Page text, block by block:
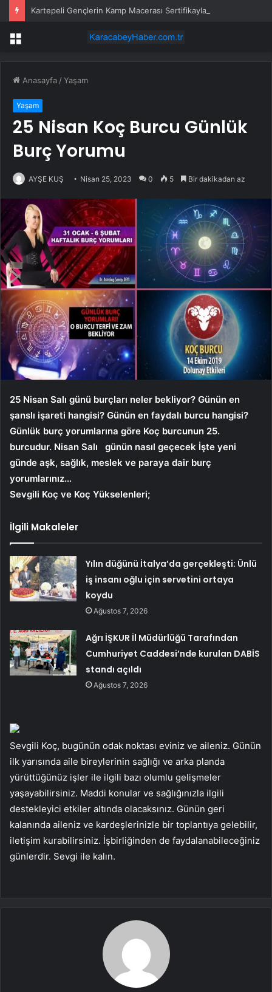
Kartepeli Gençlerin Kamp Macerası Sertifikayla Taçlandı
Menü
Anasayfa /Yaşam
Yaşam
25 Nisan Koç Burcu Günlük
Burç Yorumu
AYŞE KUŞ Nisan 25, 2023 0 5 Bir dakikadan az
25 Nisan Salı günü burçları neler bekliyor? Günün en
şanslı işareti hangisi? Günün en faydalı burcu hangisi?
Günlük burç yorumlarına göre Koç burcunun 25.
burcudur. Nisan Salı
günün nasıl geçecek İşte yeni
günde aşk, sağlık, meslek ve paraya dair burç
yorumlarınız…
Sevgili Koç ve Koç Yükselenleri;
İlgili Makaleler
Yılın düğünü İtalya’da gerçekleşti: Ünlü
iş insanı oğlu için servetini ortaya
koydu
Ağustos 7, 2026
Ağrı İŞKUR İl Müdürlüğü Tarafından
Cumhuriyet Caddesi’nde kurulan DABİS
standı açıldı
Ağustos 7, 2026
Sevgili Koç, bugünün odak noktası eviniz ve aileniz. Günün
ilk yarısında aile bireylerinin sağlığı ve arka planda
yürüttüğünüz işler ile ilgili bazı olumlu gelişmeler
yaşayabilirsiniz. Maddi konular ve sağlığınızla ilgili
destekleyici etkiler altında olacaksınız. Günün geri
kalanında aileniz ve kardeşlerinizle bir toplantıya gelebilir,
iletişim kurabilirsiniz. İşbirliğinden de faydalanabileceğiniz
günlerdir. Sevgi ile kalın.